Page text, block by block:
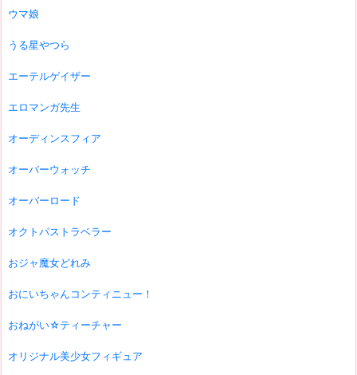
ウマ娘
うる星やつら
エーテルゲイザー
エロマンガ先生
オーディンスフィア
オーバーウォッチ
オーバーロード
オクトパストラベラー
おジャ魔女どれみ
おにいちゃんコンティニュー！
おねがい☆ティーチャー
オリジナル美少女フィギュア